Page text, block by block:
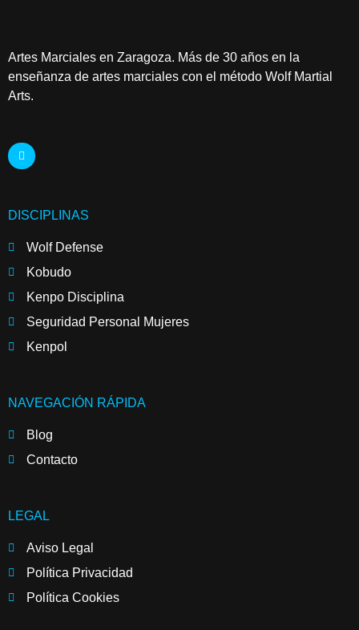
Artes Marciales en Zaragoza. Más de 30 años en la
enseñanza de artes marciales con el método Wolf Martial
Arts.
DISCIPLINAS
Wolf Defense
Kobudo
Kenpo Disciplina
Seguridad Personal Mujeres
Kenpol
NAVEGACIÓN RÁPIDA
Blog
Contacto
LEGAL
Aviso Legal
Política Privacidad
Política Cookies